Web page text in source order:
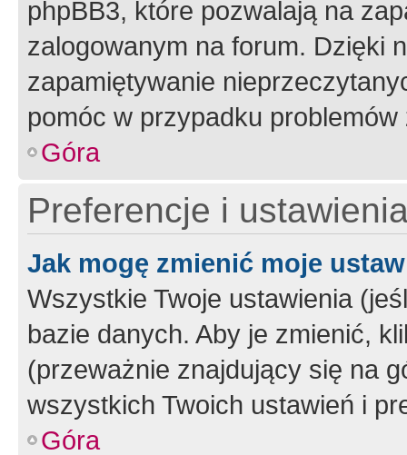
phpBB3, które pozwalają na
zalogowanym na forum. Dzięki
zapamiętywanie
pomóc w przypadku
Góra
Preferencje i
Jak mogę zmienić moje
Wszystkie Twoje ustawienia
bazie danych. Aby je zmienić,
(przeważnie znajdujący się na
wszystkich Twoich ustawień i
Góra